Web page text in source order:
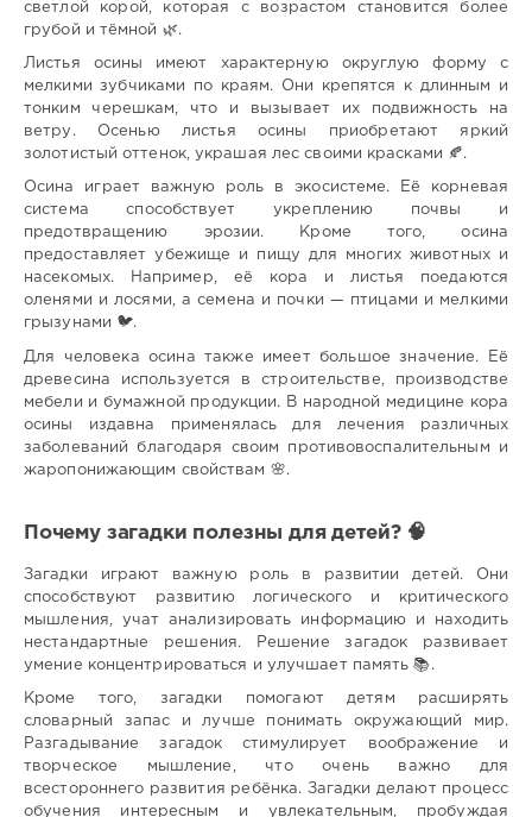
светлой корой, которая с возрастом становится более
грубой и тёмной 🌿.
Листья осины имеют характерную округлую форму с
мелкими зубчиками по краям. Они крепятся к длинным и
тонким черешкам, что и вызывает их подвижность на
ветру. Осенью листья осины приобретают яркий
золотистый оттенок, украшая лес своими красками 🍂.
Осина играет важную роль в экосистеме. Её корневая
система способствует укреплению почвы и
предотвращению эрозии. Кроме того, осина
предоставляет убежище и пищу для многих животных и
насекомых. Например, её кора и листья поедаются
оленями и лосями, а семена и почки — птицами и мелкими
грызунами 🐦.
Для человека осина также имеет большое значение. Её
древесина используется в строительстве, производстве
мебели и бумажной продукции. В народной медицине кора
осины издавна применялась для лечения различных
заболеваний благодаря своим противовоспалительным и
жаропонижающим свойствам 🌸.
Почему загадки полезны для детей? 🧠
Загадки играют важную роль в развитии детей. Они
способствуют развитию логического и критического
мышления, учат анализировать информацию и находить
нестандартные решения. Решение загадок развивает
умение концентрироваться и улучшает память 📚.
Кроме того, загадки помогают детям расширять
словарный запас и лучше понимать окружающий мир.
Разгадывание загадок стимулирует воображение и
творческое мышление, что очень важно для
всестороннего развития ребёнка. Загадки делают процесс
обучения интересным и увлекательным, пробуждая